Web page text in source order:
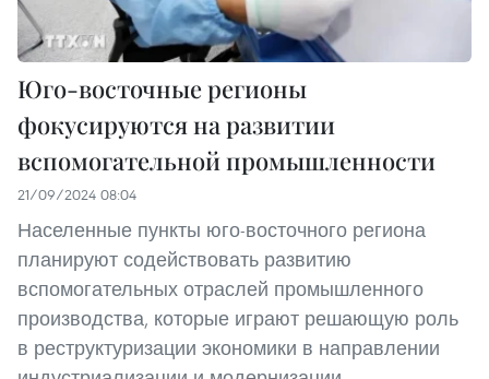
Юго-восточные регионы
фокусируются на развитии
вспомогательной промышленности
21/09/2024 08:04
Населенные пункты юго-восточного региона
планируют содействовать развитию
вспомогательных отраслей промышленного
производства, которые играют решающую роль
в реструктуризации экономики в направлении